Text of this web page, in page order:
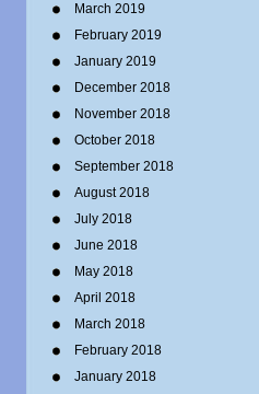
March 2019
February 2019
January 2019
December 2018
November 2018
October 2018
September 2018
August 2018
July 2018
June 2018
May 2018
April 2018
March 2018
February 2018
January 2018